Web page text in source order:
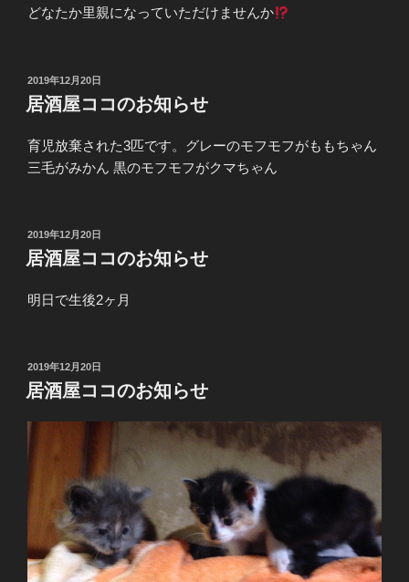
どなたか里親になっていただけませんか
投
稿
日:
2019年12月20日
居酒屋ココのお知らせ
育児放棄された3匹です。グレーのモフモフがももちゃん
三毛がみかん 黒のモフモフがクマちゃん
投
稿
日:
2019年12月20日
居酒屋ココのお知らせ
明日で生後2ヶ月
投
稿
日:
2019年12月20日
居酒屋ココのお知らせ